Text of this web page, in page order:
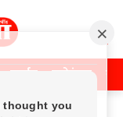
क्राईम मनोरंजन